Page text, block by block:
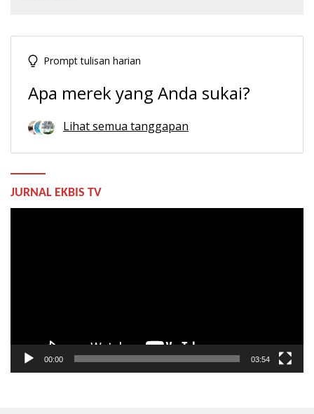
Prompt tulisan harian
Apa merek yang Anda sukai?
Lihat semua tanggapan
JURNAL EKBIS TV
00:00 03:54